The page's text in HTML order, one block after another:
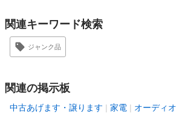
関連キーワード検索
ジャンク品
関連の掲示板
中古あげます・譲ります 家電 オーディオ